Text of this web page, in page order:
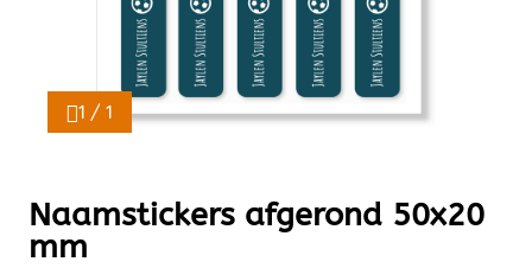
1 / 1
Naamstickers afgerond 50x20
mm